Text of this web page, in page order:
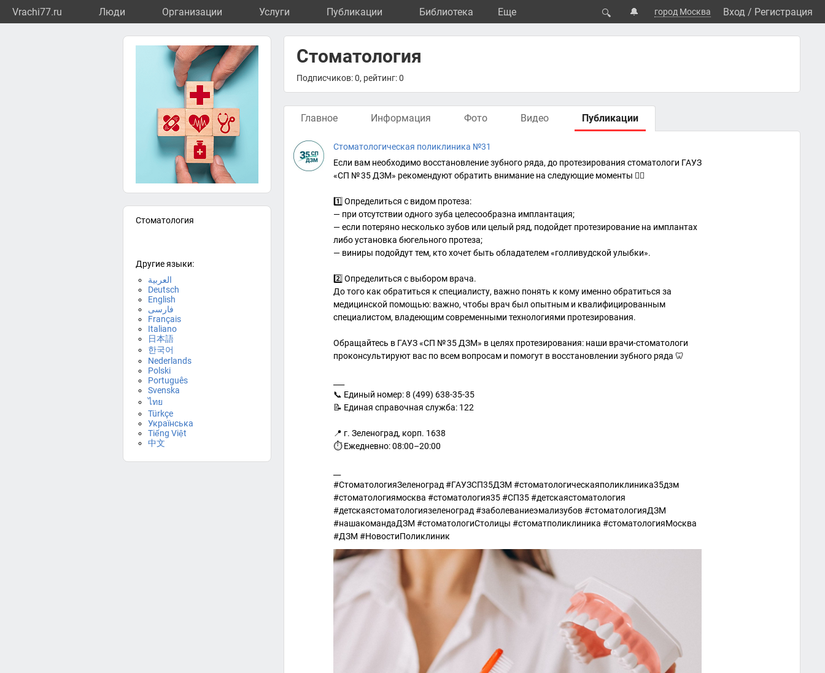
Vrachi77.ru Люди Организации Услуги Публикации Библиотека Eще 🔍 🔔 город Москва Вход / Регистрация
Стоматология
Другие языки:
العربية
Deutsch
English
فارسی
Français
Italiano
日本語
한국어
Nederlands
Polski
Português
Svenska
ไทย
Türkçe
Українська
Tiếng Việt
中文
Стоматология
Подписчиков: 0, рейтинг: 0
Главное Информация Фото Видео Публикации
Стоматологическая поликлиника №31
Если вам необходимо восстановление зубного ряда, до протезирования стоматологи ГАУЗ
«СП № 35 ДЗМ» рекомендуют обратить внимание на следующие моменты 👇🏻
1️⃣ Определиться с видом протеза:
— при отсутствии одного зуба целесообразна имплантация;
— если потеряно несколько зубов или целый ряд, подойдет протезирование на имплантах
либо установка бюгельного протеза;
— виниры подойдут тем, кто хочет быть обладателем «голливудской улыбки».
2️⃣ Определиться с выбором врача.
До того как обратиться к специалисту, важно понять к кому именно обратиться за
медицинской помощью: важно, чтобы врач был опытным и квалифицированным
специалистом, владеющим современными технологиями протезирования.
Обращайтесь в ГАУЗ «СП № 35 ДЗМ» в целях протезирования: наши врачи-стоматологи
проконсультируют вас по всем вопросам и помогут в восстановлении зубного ряда 🦷
📞 Единый номер: 8 (499) 638-35-35
📝 Единая справочная служба: 122
📍 г. Зеленоград, корп. 1638
⏱ Ежедневно: 08:00–20:00
#СтоматологияЗеленоград #ГАУЗСП35ДЗМ #стоматологическаяполиклиника35дзм
#стоматологиямосква #стоматология35 #СП35 #детскаястоматология
#детскаястоматологиязеленоград #заболеваниеэмализубов #стоматологияДЗМ
#нашакомандаДЗМ #стоматологиСтолицы #стоматполиклиника #стоматологияМосква
#ДЗМ #НовостиПоликлиник